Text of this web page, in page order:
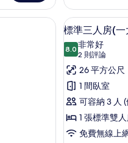
的
詳
情
具、迷你吧、書桌、遮光布/窗簾
顯
示
標
準
三
人
房
(一
8
標準三人房(
8.08.0 分，滿分 10 分
非常好
2 則評論
(2
則
評
論)
26 平方公尺
1 間臥室
可容納 3 人
1 張標準雙
免費無線上